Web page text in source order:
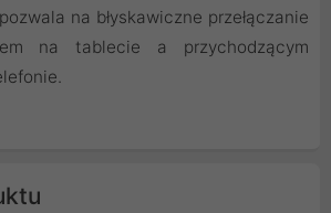
na błyskawiczne przełączanie
na tablecie a przychodzącym